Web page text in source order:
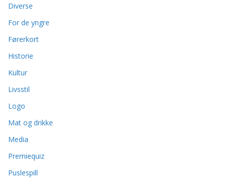
Diverse
For de yngre
Førerkort
Historie
Kultur
Livsstil
Logo
Mat og drikke
Media
Premiequiz
Puslespill